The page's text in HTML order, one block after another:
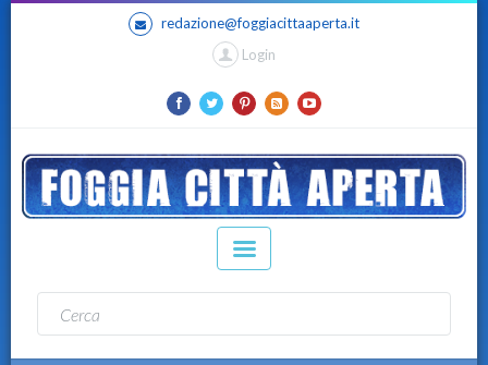
redazione@foggiacittaaperta.it
Login